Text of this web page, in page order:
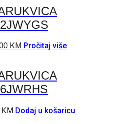
KM Pročitaj više
KM Dodaj u košaricu